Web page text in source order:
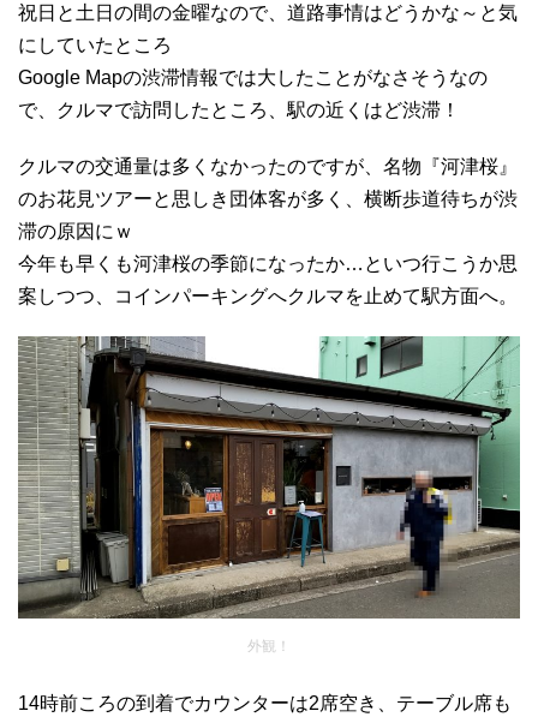
祝日と土日の間の金曜なので、道路事情はどうかな～と気
にしていたところ
Google Mapの渋滞情報では大したことがなさそうなの
で、クルマで訪問したところ、駅の近くはど渋滞！
クルマの交通量は多くなかったのですが、名物『河津桜』
のお花見ツアーと思しき団体客が多く、横断歩道待ちが渋
滞の原因にｗ
今年も早くも河津桜の季節になったか…といつ行こうか思
案しつつ、コインパーキングへクルマを止めて駅方面へ。
外観！
14時前ころの到着でカウンターは2席空き、テーブル席も